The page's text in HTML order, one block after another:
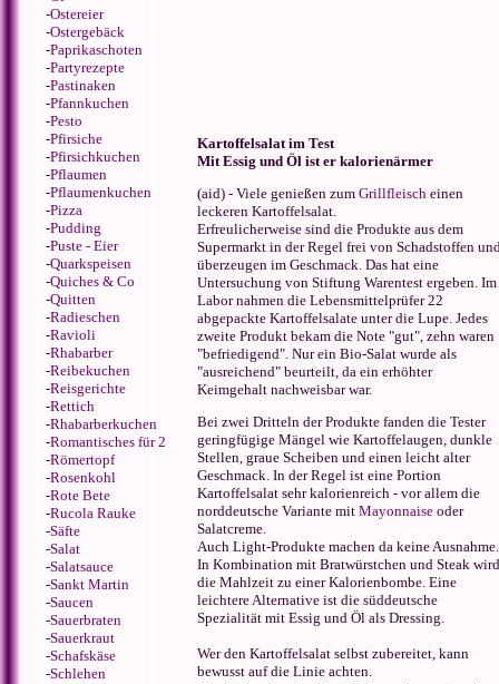
-Ostereier
-Ostergebäck
-Paprikaschoten
-Partyrezepte
-Pastinaken
-Pfannkuchen
-Pesto
-Pfirsiche
-Pfirsichkuchen
-Pflaumen
-Pflaumenkuchen
-Pizza
-Pudding
-Puste - Eier
-Quarkspeisen
-Quiches & Co
-Quitten
-Radieschen
-Ravioli
-Rhabarber
-Reibekuchen
-Reisgerichte
-Rettich
-Rhabarberkuchen
-Romantisches für 2
-Römertopf
-Rosenkohl
-Rote Bete
-Rucola Rauke
-Säfte
-Salat
-Salatsauce
-Sankt Martin
-Saucen
-Sauerbraten
-Sauerkraut
-Schafskäse
-Schlehen
Kartoffelsalat im Test
Mit Essig und Öl ist er kalorienärmer
(aid) - Viele genießen zum Grillfleisch einen
leckeren Kartoffelsalat.
Erfreulicherweise sind die Produkte aus dem
Supermarkt in der Regel frei von Schadstoffen
überzeugen im Geschmack. Das hat eine
Untersuchung von Stiftung Warentest ergeben. Im
Labor nahmen die Lebensmittelprüfer 22
abgepackte Kartoffelsalate unter die Lupe. Jedes
zweite Produkt bekam die Note "gut", zehn waren
"befriedigend". Nur ein Bio-Salat wurde als
"ausreichend" beurteilt, da ein erhöhter
Keimgehalt nachweisbar war.
Bei zwei Dritteln der Produkte fanden die Tester
geringfügige Mängel wie Kartoffelaugen, dunkle
Stellen, graue Scheiben und einen leicht alter
Geschmack. In der Regel ist eine Portion
Kartoffelsalat sehr kalorienreich - vor allem die
norddeutsche Variante mit Mayonnaise oder
Salatcreme.
Auch Light-Produkte machen da keine Ausnahme.
In Kombination mit Bratwürstchen und Steak wird
die Mahlzeit zu einer Kalorienbombe. Eine
leichtere Alternative ist die süddeutsche
Spezialität mit Essig und Öl als Dressing.
Wer den Kartoffelsalat selbst zubereitet, kann
bewusst auf die Linie achten.